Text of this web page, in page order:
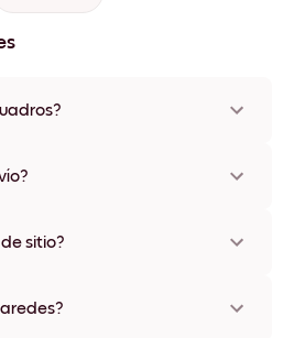
de marco, incluidas opciones sin
Te enviaremos un número de
sitio?